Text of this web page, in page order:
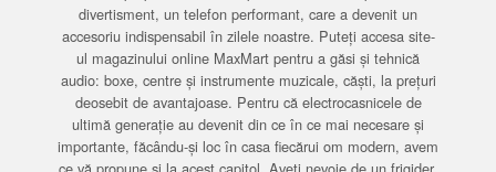
divertisment, un telefon performant, care a devenit un
accesoriu indispensabil în zilele noastre. Puteți accesa site-
ul magazinului online MaxMart pentru a găsi și tehnică
audio: boxe, centre și instrumente muzicale, căști, la prețuri
deosebit de avantajoase. Pentru că electrocasnicele de
ultimă generație au devenit din ce în ce mai necesare și
importante, făcându-și loc în casa fiecărui om modern, avem